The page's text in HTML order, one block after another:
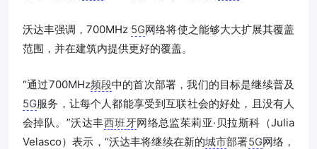
沃达丰强调，700MHz 5G网络将使之能够大大扩展其覆盖
范围，并在建筑内提供更好的覆盖。
“通过700MHz频段中的首次部署，我们的目标是继续普及
5G服务，让每个人都能享受到互联社会的好处，且没有人
会掉队。”沃达丰西班牙网络总监茱莉亚·贝拉斯科（Julia
Velasco）表示，“沃达丰将继续在新的城市部署5G网络，